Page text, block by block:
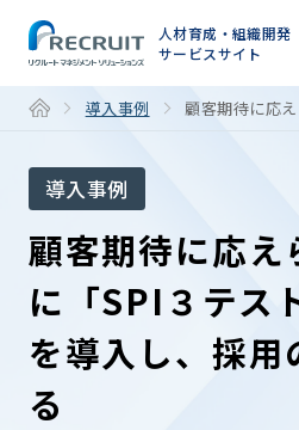
人材育成・組織開発
サービスサイト
導入事例 顧客期待に応
導入事例
顧客期待に応え
に「SPI３テス
を導入し、採用
る